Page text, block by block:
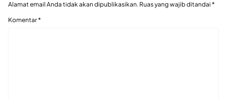
Alamat email Anda tidak akan dipublikasikan. Ruas yang wajib ditandai *
Komentar*